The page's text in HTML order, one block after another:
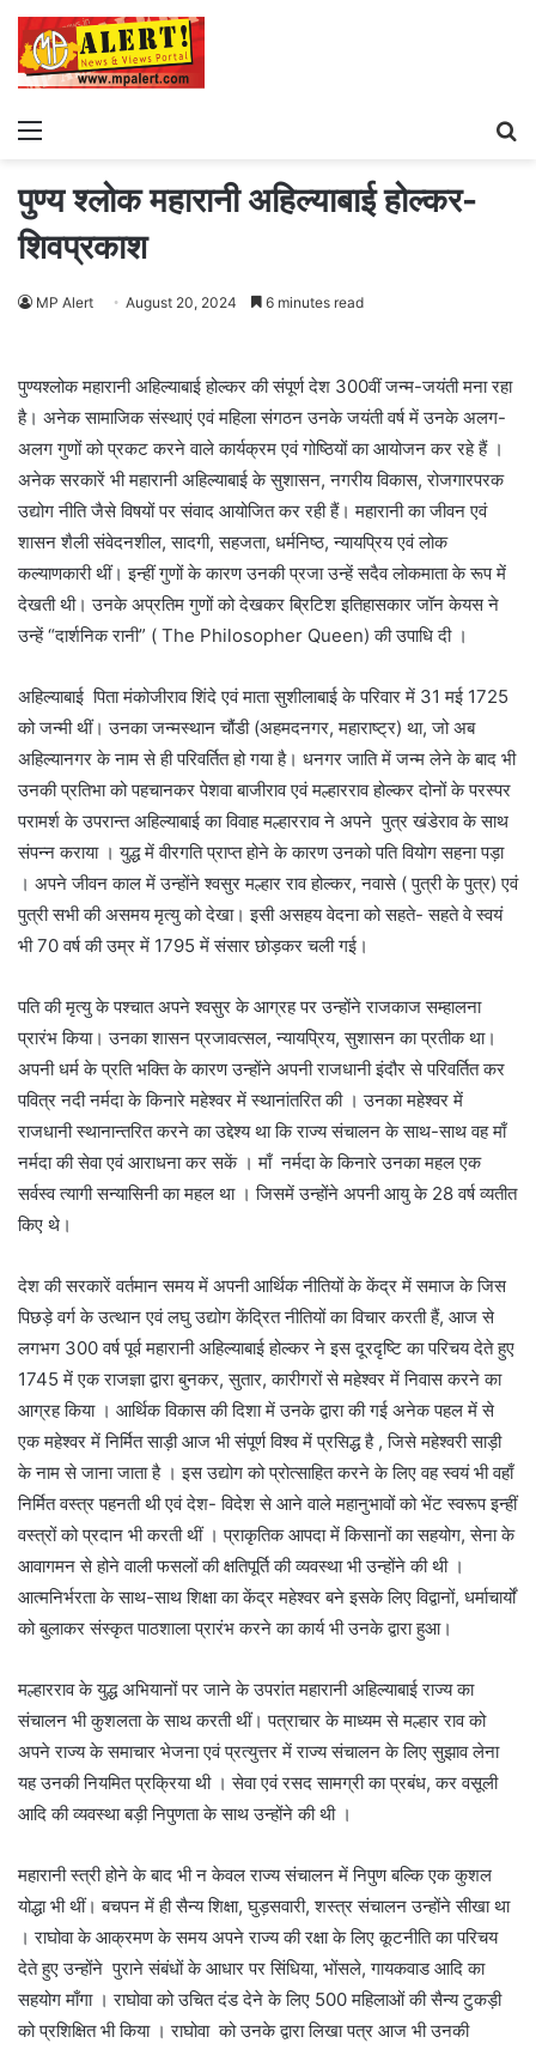
Menu
पुण्य श्लोक महारानी अहिल्याबाई होल्कर-
शिवप्रकाश
MP Alert August 20, 2024 6 minutes read
पुण्यश्लोक महारानी अहिल्याबाई होल्कर की संपूर्ण देश 300वीं जन्म-जयंती मना रहा
है। अनेक सामाजिक संस्थाएं एवं महिला संगठन उनके जयंती वर्ष में उनके अलग-
अलग गुणों को प्रकट करने वाले कार्यक्रम एवं गोष्ठियों का आयोजन कर रहे हैं ।
अनेक सरकारें भी महारानी अहिल्याबाई के सुशासन, नगरीय विकास, रोजगारपरक
उद्योग नीति जैसे विषयों पर संवाद आयोजित कर रही हैं। महारानी का जीवन एवं
शासन शैली संवेदनशील, सादगी, सहजता, धर्मनिष्ठ, न्यायप्रिय एवं लोक
कल्याणकारी थीं। इन्हीं गुणों के कारण उनकी प्रजा उन्हें सदैव लोकमाता के रूप में
देखती थी। उनके अप्रतिम गुणों को देखकर ब्रिटिश इतिहासकार जॉन केयस ने
उन्हें “दार्शनिक रानी” ( The Philosopher Queen) की उपाधि दी ।
अहिल्याबाई पिता मंकोजीराव शिंदे एवं माता सुशीलाबाई के परिवार में 31 मई 1725
को जन्मी थीं। उनका जन्मस्थान चौंडी (अहमदनगर, महाराष्ट्र) था, जो अब
अहिल्यानगर के नाम से ही परिवर्तित हो गया है। धनगर जाति में जन्म लेने के बाद भी
उनकी प्रतिभा को पहचानकर पेशवा बाजीराव एवं मल्हारराव होल्कर दोनों के परस्पर
परामर्श के उपरान्त अहिल्याबाई का विवाह मल्हारराव ने अपने पुत्र खंडेराव के साथ
संपन्न कराया । युद्ध में वीरगति प्राप्त होने के कारण उनको पति वियोग सहना पड़ा
। अपने जीवन काल में उन्होंने श्वसुर मल्हार राव होल्कर, नवासे ( पुत्री के पुत्र) एवं
पुत्री सभी की असमय मृत्यु को देखा। इसी असहय वेदना को सहते- सहते वे स्वयं
भी 70 वर्ष की उम्र में 1795 में संसार छोड़कर चली गई।
पति की मृत्यु के पश्चात अपने श्वसुर के आग्रह पर उन्होंने राजकाज सम्हालना
प्रारंभ किया। उनका शासन प्रजावत्सल, न्यायप्रिय, सुशासन का प्रतीक था।
अपनी धर्म के प्रति भक्ति के कारण उन्होंने अपनी राजधानी इंदौर से परिवर्तित कर
पवित्र नदी नर्मदा के किनारे महेश्वर में स्थानांतरित की । उनका महेश्वर में
राजधानी स्थानान्तरित करने का उद्देश्य था कि राज्य संचालन के साथ-साथ वह माँ
नर्मदा की सेवा एवं आराधना कर सकें । माँ नर्मदा के किनारे उनका महल एक
सर्वस्व त्यागी सन्यासिनी का महल था । जिसमें उन्होंने अपनी आयु के 28 वर्ष व्यतीत
किए थे।
देश की सरकारें वर्तमान समय में अपनी आर्थिक नीतियों के केंद्र में समाज के जिस
पिछड़े वर्ग के उत्थान एवं लघु उद्योग केंद्रित नीतियों का विचार करती हैं, आज से
लगभग 300 वर्ष पूर्व महारानी अहिल्याबाई होल्कर ने इस दूरदृष्टि का परिचय देते हुए
1745 में एक राजज्ञा द्वारा बुनकर, सुतार, कारीगरों से महेश्वर में निवास करने का
आग्रह किया । आर्थिक विकास की दिशा में उनके द्वारा की गई अनेक पहल में से
एक महेश्वर में निर्मित साड़ी आज भी संपूर्ण विश्व में प्रसिद्ध है , जिसे महेश्वरी साड़ी
के नाम से जाना जाता है । इस उद्योग को प्रोत्साहित करने के लिए वह स्वयं भी वहाँ
निर्मित वस्त्र पहनती थी एवं देश- विदेश से आने वाले महानुभावों को भेंट स्वरूप इन्हीं
वस्त्रों को प्रदान भी करती थीं । प्राकृतिक आपदा में किसानों का सहयोग, सेना के
आवागमन से होने वाली फसलों की क्षतिपूर्ति की व्यवस्था भी उन्होंने की थी ।
आत्मनिर्भरता के साथ-साथ शिक्षा का केंद्र महेश्वर बने इसके लिए विद्वानों, धर्माचार्यों
को बुलाकर संस्कृत पाठशाला प्रारंभ करने का कार्य भी उनके द्वारा हुआ।
मल्हारराव के युद्ध अभियानों पर जाने के उपरांत महारानी अहिल्याबाई राज्य का
संचालन भी कुशलता के साथ करती थीं। पत्राचार के माध्यम से मल्हार राव को
अपने राज्य के समाचार भेजना एवं प्रत्युत्तर में राज्य संचालन के लिए सुझाव लेना
यह उनकी नियमित प्रक्रिया थी । सेवा एवं रसद सामग्री का प्रबंध, कर वसूली
आदि की व्यवस्था बड़ी निपुणता के साथ उन्होंने की थी ।
महारानी स्त्री होने के बाद भी न केवल राज्य संचालन में निपुण बल्कि एक कुशल
योद्धा भी थीं। बचपन में ही सैन्य शिक्षा, घुड़सवारी, शस्त्र संचालन उन्होंने सीखा था
। राघोवा के आक्रमण के समय अपने राज्य की रक्षा के लिए कूटनीति का परिचय
देते हुए उन्होंने पुराने संबंधों के आधार पर सिंधिया, भोंसले, गायकवाड आदि का
सहयोग माँगा । राघोवा को उचित दंड देने के लिए 500 महिलाओं की सैन्य टुकड़ी
को प्रशिक्षित भी किया । राघोवा को उनके द्वारा लिखा पत्र आज भी उनकी